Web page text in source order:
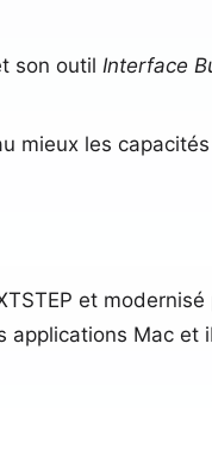
son outil Interface
mieux les
et
Mac